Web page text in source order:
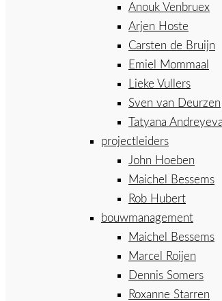
Anouk Venbruex
Arjen Hoste
Carsten de Bruijn
Emiel Mommaal
Lieke Vullers
Sven van Deurzen
Tatyana Andreyeva
projectleiders
John Hoeben
Maichel Bessems
Rob Hubert
bouwmanagement
Maichel Bessems
Marcel Roijen
Dennis Somers
Roxanne Starren